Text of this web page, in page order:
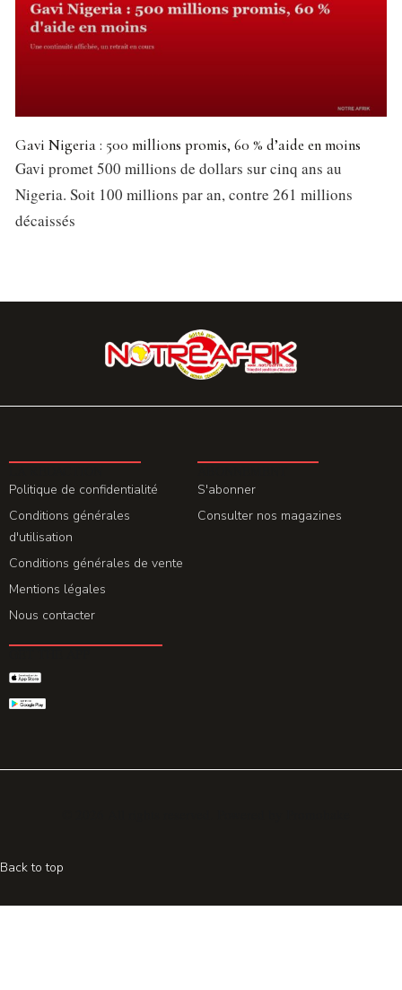
Gavi Nigeria : 500 millions promis, 60 % d’aide en moins
Gavi promet 500 millions de dollars sur cinq ans au
Nigeria. Soit 100 millions par an, contre 261 millions
décaissés
Politique de confidentialité
Conditions générales
d'utilisation
Conditions générales de vente
Mentions légales
Nous contacter
S'abonner
Consulter nos magazines
Back to top